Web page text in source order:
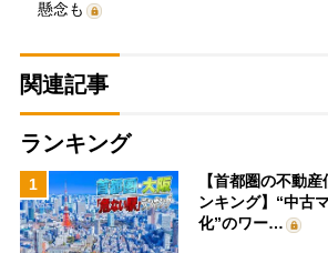
懸念も
関連記事
ランキング
1
【首都圏の不動
ンキング】“中古
化”のワー…